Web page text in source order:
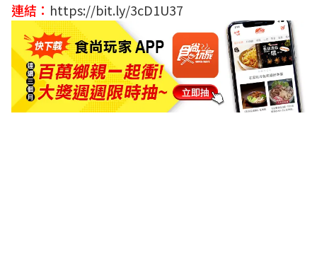
連結： https://bit.ly/3cD1U37